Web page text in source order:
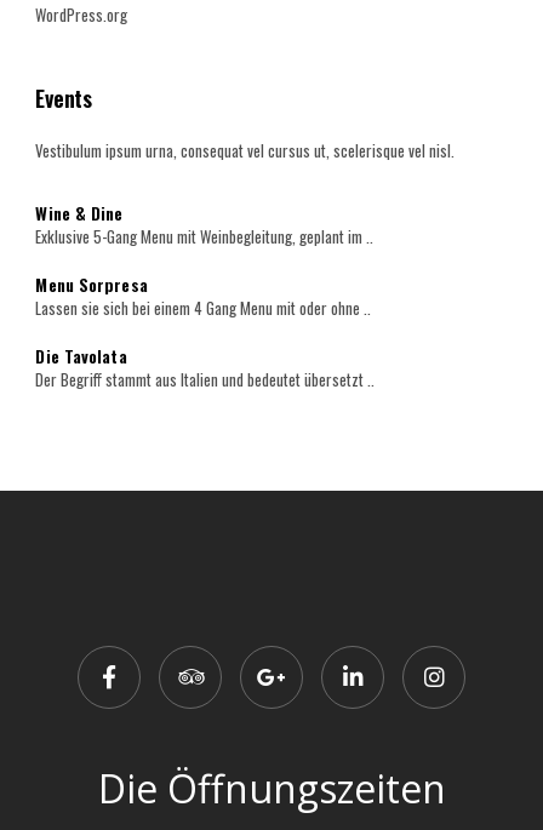
WordPress.org
Events
Vestibulum ipsum urna, consequat vel cursus ut, scelerisque vel nisl.
Wine & Dine
Exklusive 5-Gang Menu mit Weinbegleitung, geplant im ..
Menu Sorpresa
Lassen sie sich bei einem 4 Gang Menu mit oder ohne ..
Die Tavolata
Der Begriff stammt aus Italien und bedeutet übersetzt ..
Die Öffnungszeiten